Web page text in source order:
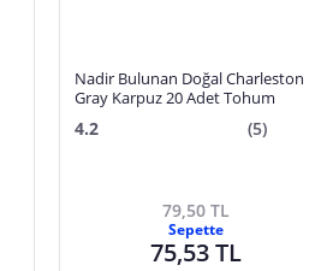
Nadir Bulunan Doğal Charleston
Gray Karpuz 20 Adet Tohum
4.2 (5)
79,50 TL
Sepette
75,53 TL